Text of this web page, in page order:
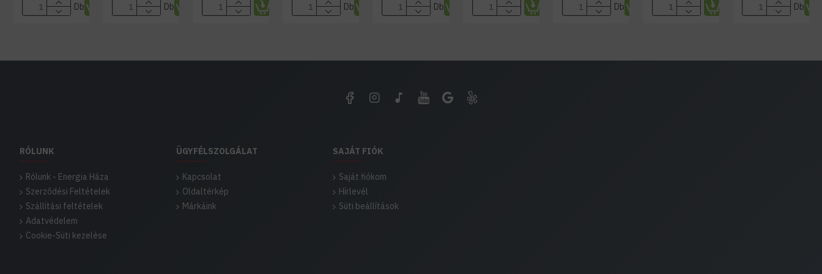
Db Db Db Db Db Db
RÓLUNK
Rólunk - Energia Háza
Szerződési Feltételek
Szállítási feltételek
Adatvédelem
Cookie-Süti kezelése
ÜGYFÉLSZOLGÁLAT
Kapcsolat
Oldaltérkép
Márkáink
SAJÁT FIÓK
Saját fiókom
Hírlevél
Süti beállítások